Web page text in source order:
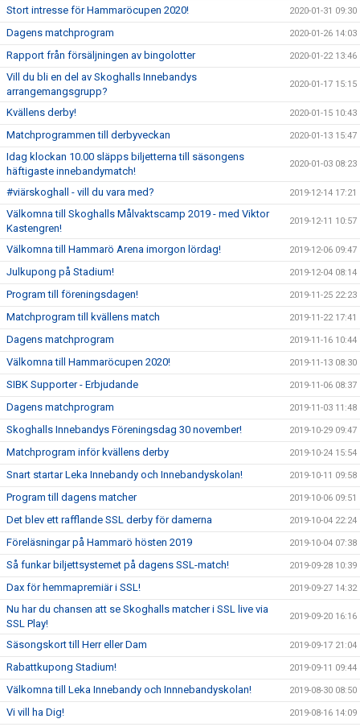
Stort intresse för Hammaröcupen 2020! 2020-01-31 09:30
Dagens matchprogram 2020-01-26 14:03
Rapport från försäljningen av bingolotter 2020-01-22 13:46
Vill du bli en del av Skoghalls Innebandys
arrangemangsgrupp?
2020-01-17 15:15
Kvällens derby! 2020-01-15 10:43
Matchprogrammen till derbyveckan 2020-01-13 15:47
Idag klockan 10.00 släpps biljetterna till säsongens
häftigaste innebandymatch!
2020-01-03 08:23
#viärskoghall - vill du vara med? 2019-12-14 17:21
Välkomna till Skoghalls Målvaktscamp 2019 - med Viktor
Kastengren!
2019-12-11 10:57
Välkomna till Hammarö Arena imorgon lördag! 2019-12-06 09:47
Julkupong på Stadium! 2019-12-04 08:14
Program till föreningsdagen! 2019-11-25 22:23
Matchprogram till kvällens match 2019-11-22 17:41
Dagens matchprogram 2019-11-16 10:44
Välkomna till Hammaröcupen 2020! 2019-11-13 08:30
SIBK Supporter - Erbjudande 2019-11-06 08:37
Dagens matchprogram 2019-11-03 11:48
Skoghalls Innebandys Föreningsdag 30 november! 2019-10-29 09:47
Matchprogram inför kvällens derby 2019-10-24 15:54
Snart startar Leka Innebandy och Innebandyskolan! 2019-10-11 09:58
Program till dagens matcher 2019-10-06 09:51
Det blev ett rafflande SSL derby för damerna 2019-10-04 22:24
Föreläsningar på Hammarö hösten 2019 2019-10-04 07:38
Så funkar biljettsystemet på dagens SSL-match! 2019-09-28 10:39
Dax för hemmapremiär i SSL! 2019-09-27 14:32
Nu har du chansen att se Skoghalls matcher i SSL live via
SSL Play!
2019-09-20 16:16
Säsongskort till Herr eller Dam 2019-09-17 21:04
Rabattkupong Stadium! 2019-09-11 09:44
Välkomna till Leka Innebandy och Innnebandyskolan! 2019-08-30 08:50
Vi vill ha Dig! 2019-08-16 14:09